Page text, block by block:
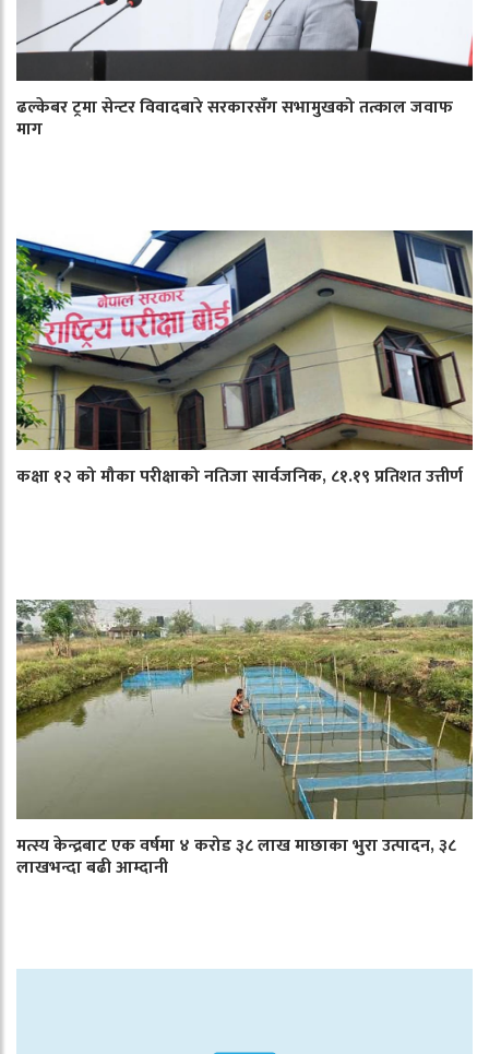
ढल्केबर ट्रमा सेन्टर विवादबारे सरकारसँग सभामुखको तत्काल जवाफ
माग
कक्षा १२ को मौका परीक्षाको नतिजा सार्वजनिक, ८१.१९ प्रतिशत उत्तीर्ण
मत्स्य केन्द्रबाट एक वर्षमा ४ करोड ३८ लाख माछाका भुरा उत्पादन, ३८
लाखभन्दा बढी आम्दानी